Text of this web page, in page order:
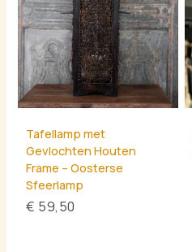
Tafellamp met
Gevlochten Houten
Frame – Oosterse
Sfeerlamp
€ 59,50